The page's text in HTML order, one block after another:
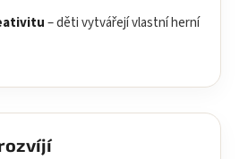
– děti vytvářejí vlastní herní